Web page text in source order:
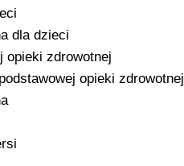
dla dzieci
opieki zdrowotnej
opieki zdrowotnej